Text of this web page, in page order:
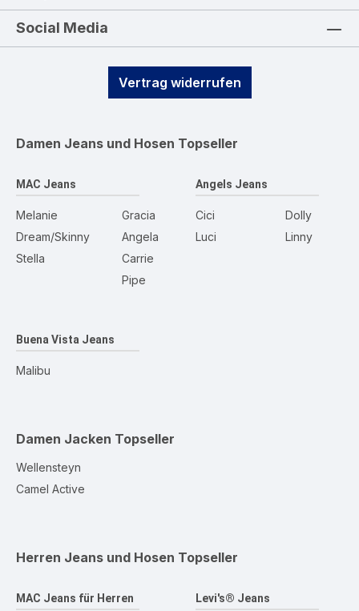
Social Media
Vertrag widerrufen
Damen Jeans und Hosen Topseller
MAC Jeans
Melanie
Dream/Skinny
Stella
Gracia
Angela
Carrie
Pipe
Angels Jeans
Cici
Luci
Dolly
Linny
Buena Vista Jeans
Malibu
Damen Jacken Topseller
Wellensteyn
Camel Active
Herren Jeans und Hosen Topseller
MAC Jeans für Herren Levi's® Jeans